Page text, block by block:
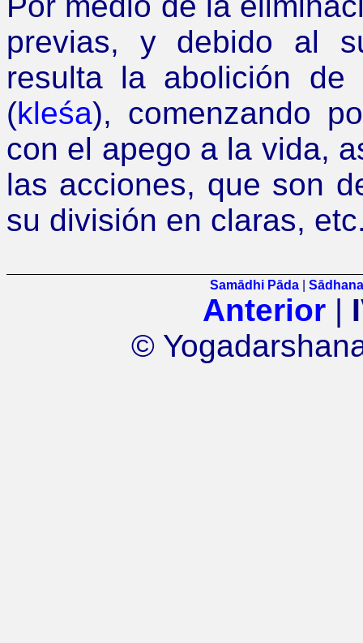
previas, y debido al
resulta la abolición de
(kleśa), comenzando
con el apego a la vida,
las acciones, que son
su división en claras,
Samādhi Pāda
Anterior|
©